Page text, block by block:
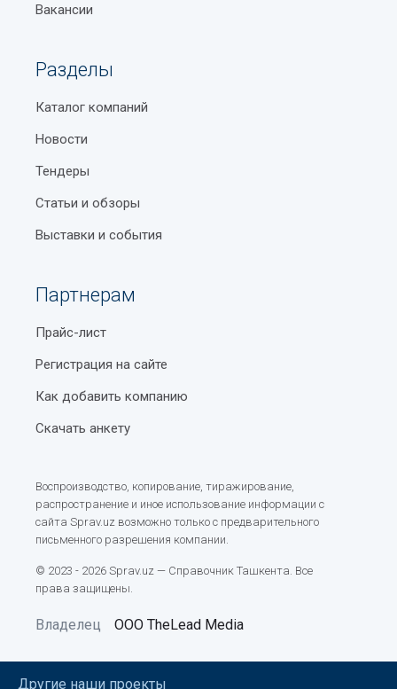
Вакансии
Разделы
Каталог компаний
Новости
Тендеры
Статьи и обзоры
Выставки и события
Партнерам
Прайс-лист
Регистрация на сайте
Как добавить компанию
Скачать анкету
Воспроизводство, копирование, тиражирование,
распространение и иное использование информации с
сайта Sprav.uz возможно только с предварительного
письменного разрешения компании.
© 2023 - 2026 Sprav.uz — Справочник Ташкента. Все
права защищены.
Владелец ООО TheLead Media
Другие наши проекты